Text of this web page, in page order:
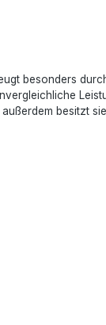
besonders
besitzt